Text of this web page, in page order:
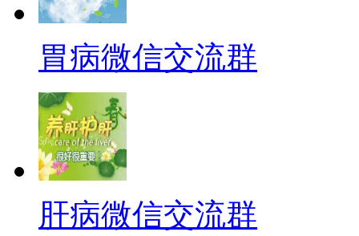
胃病微信交流群
肝病微信交流群